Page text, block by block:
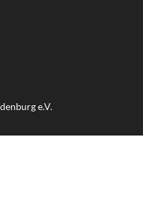
e.V.